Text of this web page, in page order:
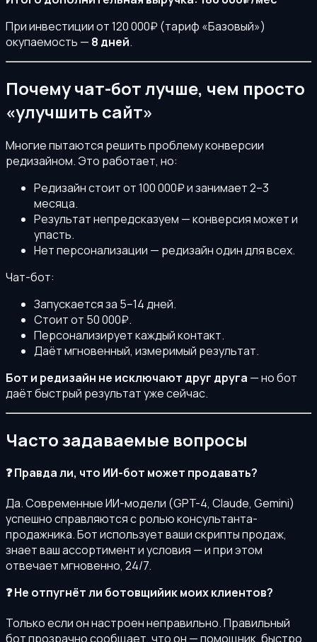
При инвестиции от 120 000₽ (тариф «Базовый»)
окупаемость — 8 дней.
Почему чат-бот лучше, чем просто
«улучшить сайт»
Многие пытаются решить проблему конверсии
редизайном. Это работает, но:
Редизайн стоит от 100 000₽ и занимает 2–3
месяца.
Результат непредсказуем — конверсия может и
упасть.
Нет персонализации — редизайн один для всех.
Чат-бот:
Запускается за 5–14 дней.
Стоит от 50 000₽.
Персонализирует каждый контакт.
Даёт мгновенный, измеримый результат.
Бот и редизайн не исключают друг друга — но бот
даёт быстрый результат уже сейчас.
Часто задаваемые вопросы
❓ Правда ли, что ИИ-бот может продавать?
Да. Современные ИИ-модели (GPT-4, Claude, Gemini)
успешно справляются с ролью консультанта-
продажника. Бот использует ваши скрипты продаж,
знает ваш ассортимент и условия — и при этом
отвечает мгновенно, 24/7.
❓ Не отпугнёт ли ботовщийик моих клиентов?
Только если он настроен неправильно. Правильный
бот прозрачно сообщает, что он — помощник, быстро